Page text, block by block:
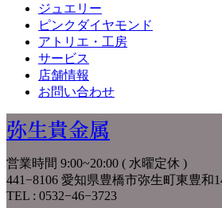
ジュエリー
ピンクダイヤモンド
アトリエ・工房
サービス
店舗情報
お問い合わせ
弥生貴金属
営業時間 9:00~20:00 ( 水曜定休 )
441−8106 愛知県豊橋市弥生町東豊和
TEL : 0532−46−3723